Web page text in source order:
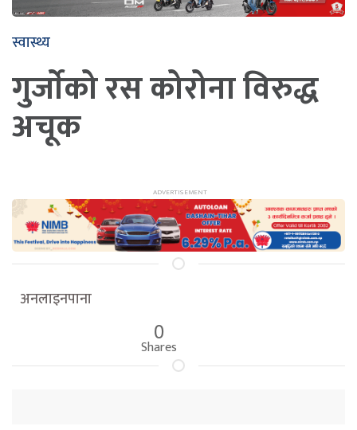
स्वास्थ्य
गुर्जाेको रस कोरोना विरुद्ध
अचूक
अनलाइनपाना
0
Shares